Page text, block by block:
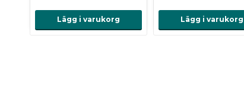
Lägg i varukorg Lägg i varukorg